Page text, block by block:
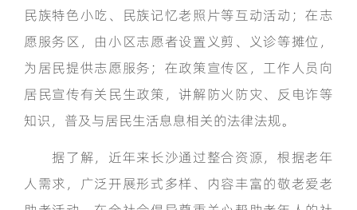
民族特色小吃、民族记忆老照片等互动活动；在志
愿服务区，由小区志愿者设置义剪、义诊等摊位，
为居民提供志愿服务；在政策宣传区，工作人员向
居民宣传有关民生政策，讲解防火防灾、反电诈等
知识，普及与居民生活息息相关的法律法规。
据了解，近年来长沙通过整合资源，根据老年
人需求，广泛开展形式多样、内容丰富的敬老爱老